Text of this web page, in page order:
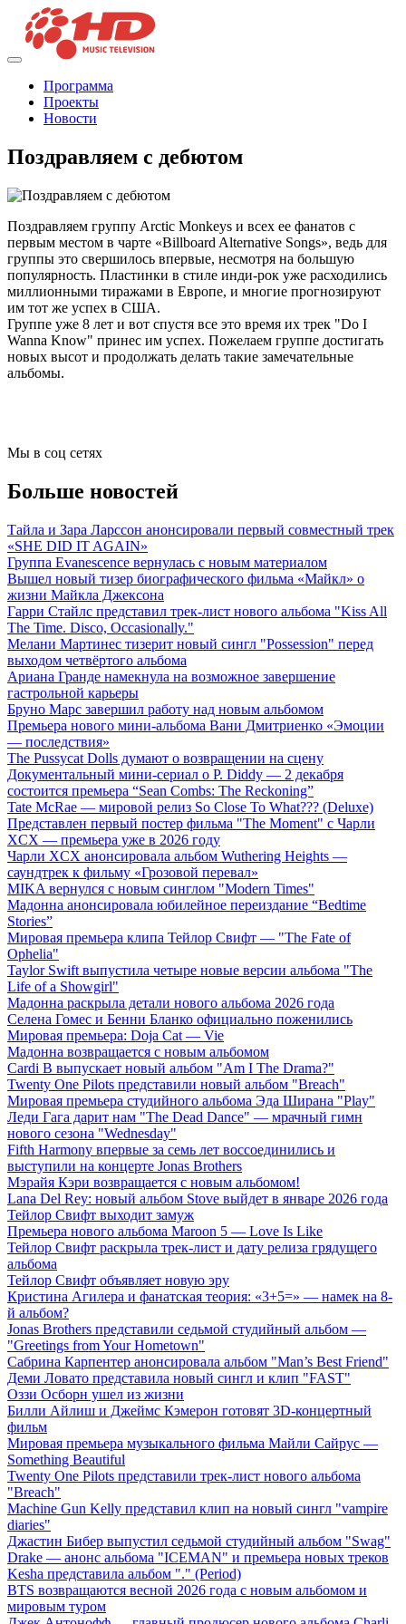
Программа
Проекты
Новости
Поздравляем с дебютом
Поздравляем группу Arctic Monkeys и всех ее фанатов с
первым местом в чарте «Billboard Alternative Songs», ведь для
группы это свершилось впервые, несмотря на большую
популярность. Пластинки в стиле инди-рок уже расходились
миллионными тиражами в Европе, и многие прогнозируют
им тот же успех в США.
Группе уже 8 лет и вот спустя все это время их трек "Do I
Wanna Know" принес им успех. Пожелаем группе достигать
новых высот и продолжать делать такие замечательные
альбомы.
Мы в соц сетях
Больше новостей
Тайла и Зара Ларссон анонсировали первый совместный трек
«SHE DID IT AGAIN»
Группа Evanescence вернулась с новым материалом
Вышел новый тизер биографического фильма «Майкл» о
жизни Майкла Джексона
Гарри Стайлс представил трек-лист нового альбома "Kiss All
The Time. Disco, Occasionally."
Мелани Мартинес тизерит новый сингл "Possession" перед
выходом четвёртого альбома
Ариана Гранде намекнула на возможное завершение
гастрольной карьеры
Бруно Марс завершил работу над новым альбомом
Премьера нового мини-альбома Вани Дмитриенко «Эмоции
— последствия»
The Pussycat Dolls думают о возвращении на сцену
Документальный мини-сериал о P. Diddy — 2 декабря
состоится премьера “Sean Combs: The Reckoning”
Tate McRae — мировой релиз So Close To What??? (Deluxe)
Представлен первый постер фильма "The Moment" с Чарли
XCX — премьера уже в 2026 году
Чарли XCX анонсировала альбом Wuthering Heights —
саундтрек к фильму «Грозовой перевал»
MIKA вернулся с новым синглом "Modern Times"
Мадонна анонсировала юбилейное переиздание “Bedtime
Stories”
Мировая премьера клипа Тейлор Свифт — "The Fate of
Ophelia"
Taylor Swift выпустила четыре новые версии альбома "The
Life of a Showgirl"
Мадонна раскрыла детали нового альбома 2026 года
Селена Гомес и Бенни Бланко официально поженились
Мировая премьера: Doja Cat — Vie
Мадонна возвращается с новым альбомом
Cardi B выпускает новый альбом "Am I The Drama?"
Twenty One Pilots представили новый альбом "Breach"
Мировая премьера студийного альбома Эда Ширана "Play"
Леди Гага дарит нам "The Dead Dance" — мрачный гимн
нового сезона "Wednesday"
Fifth Harmony впервые за семь лет воссоединились и
выступили на концерте Jonas Brothers
Мэрайя Кэри возвращается с новым альбомом!
Lana Del Rey: новый альбом Stove выйдет в январе 2026 года
Тейлор Свифт выходит замуж
Премьера нового альбома Maroon 5 — Love Is Like
Тейлор Свифт раскрыла трек-лист и дату релиза грядущего
альбома
Тейлор Свифт объявляет новую эру
Кристина Агилера и фанатская теория: «3+5=» — намек на 8-
й альбом?
Jonas Brothers представили седьмой студийный альбом —
"Greetings from Your Hometown"
Сабрина Карпентер анонсировала альбом "Man’s Best Friend"
Деми Ловато представила новый сингл и клип "FAST"
Оззи Осборн ушел из жизни
Билли Айлиш и Джеймс Кэмерон готовят 3D-концертный
фильм
Мировая премьера музыкального фильма Майли Сайрус —
Something Beautiful
Twenty One Pilots представили трек-лист нового альбома
"Breach"
Machine Gun Kelly представил клип на новый сингл "vampire
diaries"
Джастин Бибер выпустил седьмой студийный альбом "Swag"
Drake — анонс альбома "ICEMAN" и премьера новых треков
Kesha представила альбом "." (Period)
BTS возвращаются весной 2026 года с новым альбомом и
мировым туром